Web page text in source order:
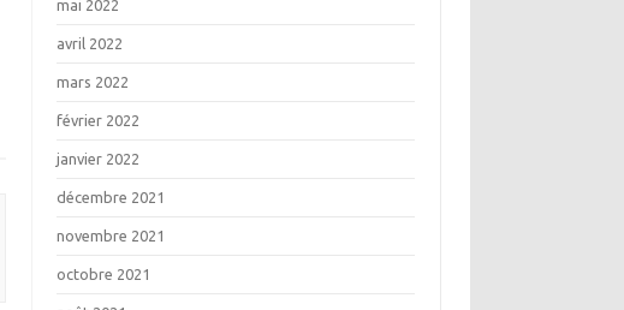
mai 2022
avril 2022
mars 2022
février 2022
janvier 2022
décembre 2021
novembre 2021
octobre 2021